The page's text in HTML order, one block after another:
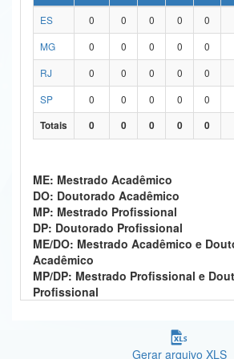
Ministério da Ciência, Tecnologia, Inovações e
Ministério do Meio Ambiente
Ministério do Turismo
Ministério do Desenvolvimento Regional
Ministério da Mulher, da Família e dos Direitos Humanos
Secretaria-Geral
Secretaria de Governo
Gabinete de Segurança Institucional
ES
0 0 0 0 0
MG
0 0 0 0 0
RJ
0 0 0 0 0
SP
0 0 0 0 0
Totais
0 0 0 0 0
ME: Mestrado Acadêmico
DO: Doutorado Acadêmico
MP: Mestrado Profissional
DP: Doutorado Profissional
ME/DO: Mestrado Acadêmico e
Acadêmico
MP/DP: Mestrado Profissional e
Profissional
Gerar arquivo XLS